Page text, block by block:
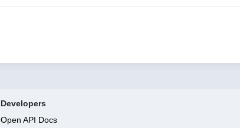
Developers
Open API Docs